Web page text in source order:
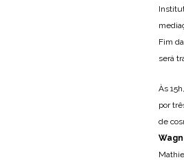
Fim
será
Às
por
de